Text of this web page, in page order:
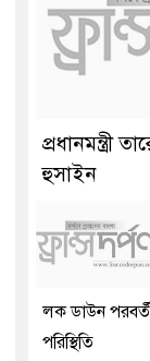
প্রধানমন্ত্রী
হুসাইন
লক ডাউন
পরিস্থিতি